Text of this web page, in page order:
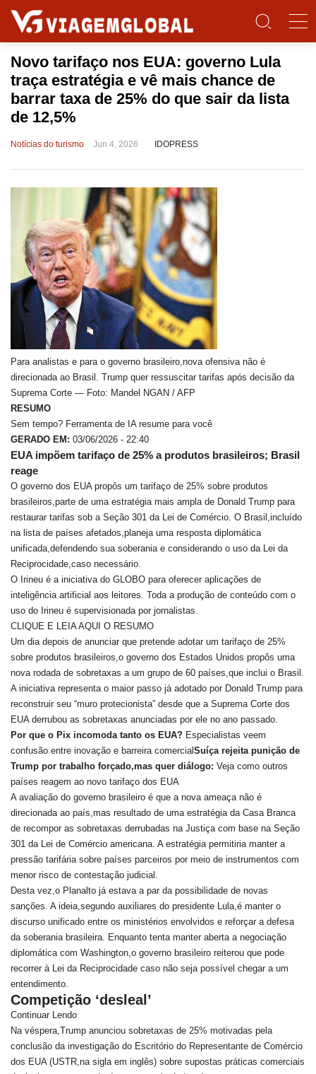
Novo tarifaço nos EUA: governo Lula
traça estratégia e vê mais chance de
barrar taxa de 25% do que sair da lista
de 12,5%
Notícias do turismo Jun 4, 2026 IDOPRESS
Para analistas e para o governo brasileiro,nova ofensiva não é
direcionada ao Brasil. Trump quer ressuscitar tarifas após decisão da
Suprema Corte — Foto: Mandel NGAN / AFP
RESUMO
Sem tempo? Ferramenta de IA resume para você
GERADO EM: 03/06/2026 - 22:40
EUA impõem tarifaço de 25% a produtos brasileiros; Brasil
reage
O governo dos EUA propôs um tarifaço de 25% sobre produtos
brasileiros,parte de uma estratégia mais ampla de Donald Trump para
restaurar tarifas sob a Seção 301 da Lei de Comércio. O Brasil,incluído
na lista de países afetados,planeja uma resposta diplomática
unificada,defendendo sua soberania e considerando o uso da Lei da
Reciprocidade,caso necessário.
O Irineu é a iniciativa do GLOBO para oferecer aplicações de
inteligência artificial aos leitores. Toda a produção de conteúdo com o
uso do Irineu é supervisionada por jornalistas.
CLIQUE E LEIA AQUI O RESUMO
Um dia depois de anunciar que pretende adotar um tarifaço de 25%
sobre produtos brasileiros,o governo dos Estados Unidos propôs uma
nova rodada de sobretaxas a um grupo de 60 países,que inclui o Brasil.
A iniciativa representa o maior passo já adotado por Donald Trump para
reconstruir seu “muro protecionista” desde que a Suprema Corte dos
EUA derrubou as sobretaxas anunciadas por ele no ano passado.
Por que o Pix incomoda tanto os EUA? Especialistas veem
confusão entre inovação e barreira comercialSuíça rejeita punição de
Trump por trabalho forçado,mas quer diálogo: Veja como outros
países reagem ao novo tarifaço dos EUA
A avaliação do governo brasileiro é que a nova ameaça não é
direcionada ao país,mas resultado de uma estratégia da Casa Branca
de recompor as sobretaxas derrubadas na Justiça com base na Seção
301 da Lei de Comércio americana. A estratégia permitiria manter a
pressão tarifária sobre países parceiros por meio de instrumentos com
menor risco de contestação judicial.
Desta vez,o Planalto já estava a par da possibilidade de novas
sanções. A ideia,segundo auxiliares do presidente Lula,é manter o
discurso unificado entre os ministérios envolvidos e reforçar a defesa
da soberania brasileira. Enquanto tenta manter aberta a negociação
diplomática com Washington,o governo brasileiro reiterou que pode
recorrer à Lei da Reciprocidade caso não seja possível chegar a um
entendimento.
Competição ‘desleal’
Continuar Lendo
Na véspera,Trump anunciou sobretaxas de 25% motivadas pela
conclusão da investigação do Escritório do Representante de Comércio
dos EUA (USTR,na sigla em inglês) sobre supostas práticas comerciais